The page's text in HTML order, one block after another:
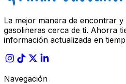
La mejor manera de encontrar
gasolineras cerca de ti. Ahorra
información actualizada en
Navegación